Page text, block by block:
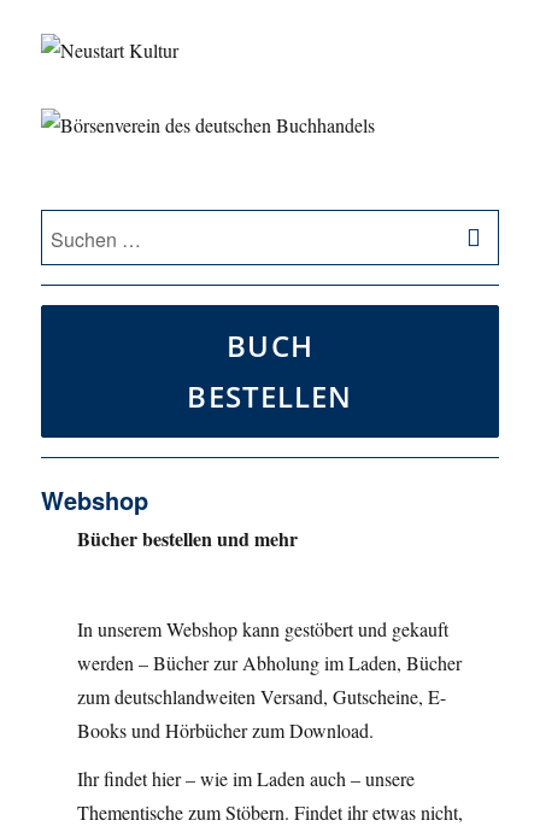
Suche
nach:
BUCH
BESTELLEN
Webshop
Bücher bestellen und mehr
In unserem Webshop kann gestöbert und gekauft
werden – Bücher zur Abholung im Laden, Bücher
zum deutschlandweiten Versand, Gutscheine, E-
Books und Hörbücher zum Download.
Ihr findet hier – wie im Laden auch – unsere
Thementische zum Stöbern. Findet ihr etwas nicht,